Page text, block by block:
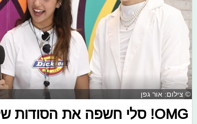
© צילום: אור גפן
OMG! סלי חשפה את הסודות של "הבנים והבנות"